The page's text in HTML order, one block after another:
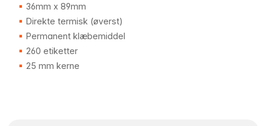
36mm x 89mm
Direkte termisk (øverst)
Permanent klæbemiddel
260 etiketter
25 mm kerne